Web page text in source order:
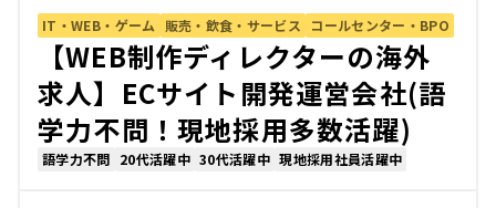
IT・WEB・ゲーム 販売・飲食・サービス コールセンター・BPO
【WEB制作ディレクターの海外
求人】ECサイト開発運営会社(語
学力不問！現地採用多数活躍)
語学力不問 20代活躍中 30代活躍中 現地採用社員活躍中